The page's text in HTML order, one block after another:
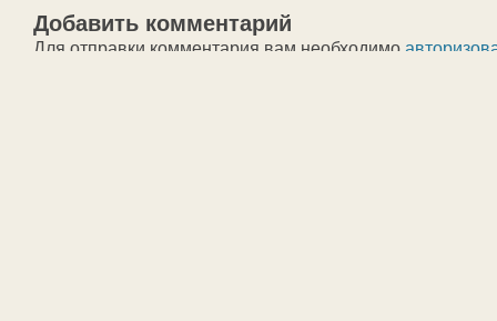
Добавить комментарий
Для отправки комментария вам необходимо